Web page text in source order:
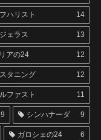
ハリスト 14
ェラス 13
アの24 12
タニング 12
ファスト 11
9 シンハナーダ 9
ガロシェの24 6